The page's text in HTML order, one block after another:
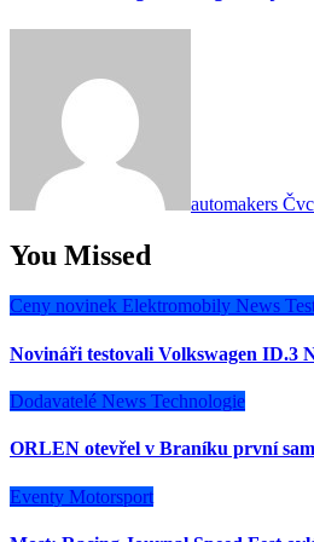
automakers
You Missed
Ceny novinek Elektromobily News
Novináři testovali Volkswagen ID.3
Dodavatelé News Technologie
ORLEN otevřel v Braníku první
Eventy Motorsport